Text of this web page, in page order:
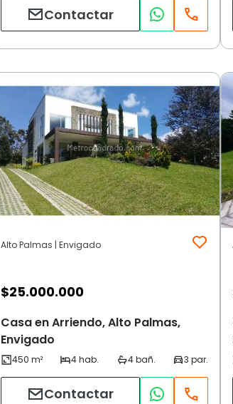
Contactar
Alto Palmas | Envigado
$25.000.000
Casa en Arriendo, Alto Palmas,
Envigado
Contactar